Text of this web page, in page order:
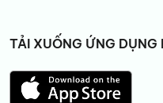
TẢI XUỐNG ỨNG DỤNG